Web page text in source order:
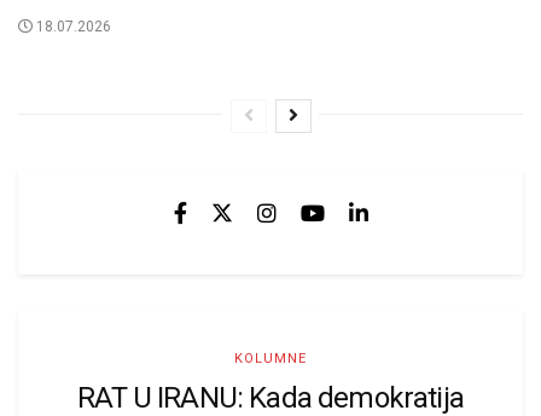
18.07.2026
KOLUMNE
RAT U IRANU: Kada demokratija